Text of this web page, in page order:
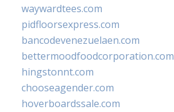
waywardtees.com
pidfloorsexpress.com
bancodevenezuelaen.com
bettermoodfoodcorporation.com
hingstonnt.com
chooseagender.com
hoverboardssale.com